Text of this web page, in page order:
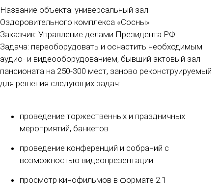
Название объекта: универсальный зал
Оздоровительного комплекса «Сосны»
Заказчик: Управление делами Президента РФ
Задача: переоборудовать и оснастить необходимым
аудио- и видеооборудованием, бывший актовый зал
пансионата на 250-300 мест, заново реконструируемый
для решения следующих задач:
проведение торжественных и праздничных
мероприятий, банкетов
проведение конференций и собраний с
возможностью видеопрезентации
просмотр кинофильмов в формате 2.1